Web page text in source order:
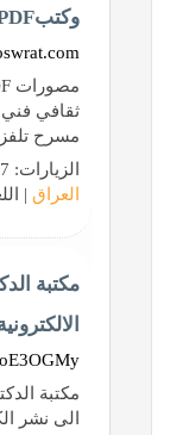
وكتبPDF
ثقافي
مسرح
الزيارات: 937 | التقييم: 0 | المقيّمين: 0 | الدولة:
العراق |
مكتبة
مكتبة
الى نشر